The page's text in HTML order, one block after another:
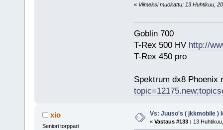
« Viimeksi muokattu: 13 Huhtikuu,
Goblin 700
T-Rex 500 HV http://
T-Rex 450 pro
Spektrum dx8 Phoenix
xio
Seniori torppari
Vs: Juuso's ( jkkmobile )
« Vastaus #133 : 13